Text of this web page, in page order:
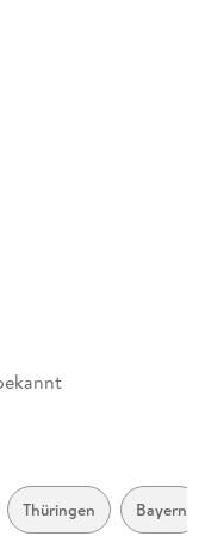
Thüringen Bayern